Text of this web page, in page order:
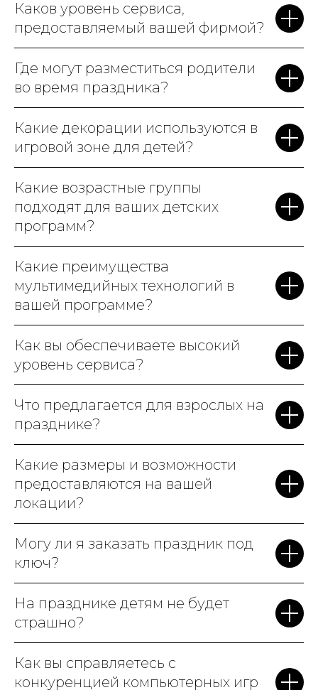
в полном восторге. Мы точно
к вам вернемся на
следующийдень рождения!
Каков уровень сервиса,
предоставляемый вашей фирмой?
Где могут разместиться родители
во время праздника?
Какие декорации используются в
игровой зоне для детей?
Какие возрастные группы
подходят для ваших детских
программ?
Какие преимущества
мультимедийных технологий в
вашей программе?
Как вы обеспечиваете высокий
уровень сервиса?
Что предлагается для взрослых на
празднике?
Какие размеры и возможности
предоставляются на вашей
локации?
Могу ли я заказать праздник под
ключ?
На празднике детям не будет
страшно?
Как вы справляетесь с
конкуренцией компьютерных игр